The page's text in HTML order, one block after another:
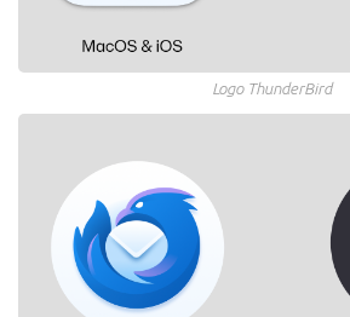
Logo ThunderBird